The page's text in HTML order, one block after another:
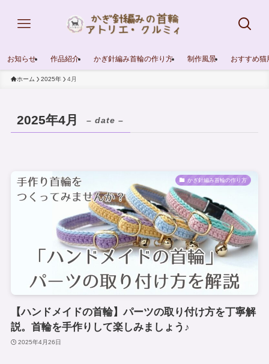
お知らせ 作品紹介 かぎ針編み首輪の作り方 制作風景 おすすめ猫
ホーム 2025年 4月
2025年4月 – date –
かぎ針編み首輪の作り方
【ハンドメイドの首輪】パーツの取り付け方を丁寧解
説。首輪を手作りして楽しみましょう♪
2025年4月26日